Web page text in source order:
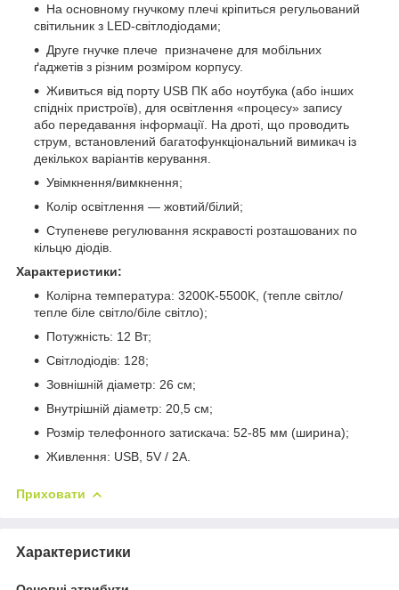
На основному гнучкому плечі кріпиться регульований
світильник з LED-світлодіодами;
Друге гнучке плече призначене для мобільних
ґаджетів з різним розміром корпусу.
Живиться від порту USB ПК або ноутбука (або інших
спідніх пристроїв), для освітлення «процесу» запису
або передавання інформації. На дроті, що проводить
струм, встановлений багатофункціональний вимикач із
декількох варіантів керування.
Увімкнення/вимкнення;
Колір освітлення — жовтий/білий;
Ступеневе регулювання яскравості розташованих по
кільцю діодів.
Характеристики:
Колірна температура: 3200K-5500K, (тепле світло/
тепле біле світло/біле світло);
Потужність: 12 Вт;
Світлодіодів: 128;
Зовнішній діаметр: 26 см;
Внутрішній діаметр: 20,5 см;
Розмір телефонного затискача: 52-85 мм (ширина);
Живлення: USB, 5V / 2А.
Приховати
Характеристики